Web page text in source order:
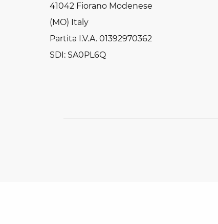
41042 Fiorano Modenese
(MO) Italy
Partita I.V.A. 01392970362
SDI: SA0PL6Q